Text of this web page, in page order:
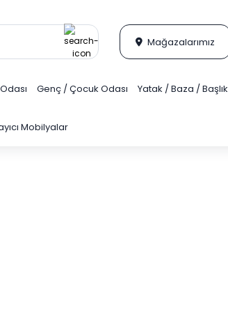
Mağazalarımız
Genç / Çocuk Odası Yatak / Baza / Başlık
Mobilyalar